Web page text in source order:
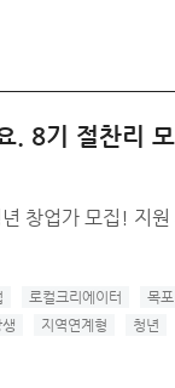
. 8기 절찬리
창업가 모집! 지
로컬크리에이터 목포
지역연계형 청년